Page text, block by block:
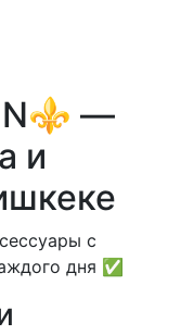
—
и
с
дня ✅